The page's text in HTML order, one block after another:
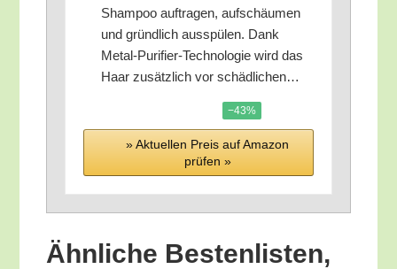
Sham­poo auf­tra­gen, auf­schäu­men
und gründ­lich aus­spü­len. Dank
Metal-Puri­fier-Tech­no­lo­gie wird das
Haar zusätz­lich vor schädlichen…
−43%
» Aktu­el­len Preis auf Ama­zon
prü­fen »
Ähn­li­che Bes­ten­lis­ten,